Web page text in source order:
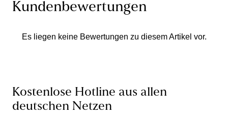
Kundenbewertungen
Es liegen keine Bewertungen zu diesem Artikel vor.
Kostenlose Hotline aus allen
deutschen Netzen